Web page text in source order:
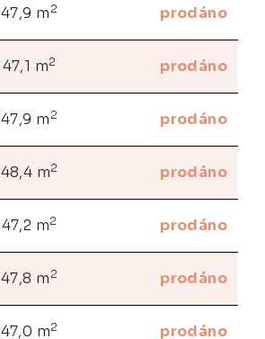
47,9 m 2 prodáno
47,1 m2 prodáno
47,9 m 2 prodáno
48,4 m2 prodáno
47,2 m2 prodáno
47,8 m 2 prodáno
47,0 m2 prodáno